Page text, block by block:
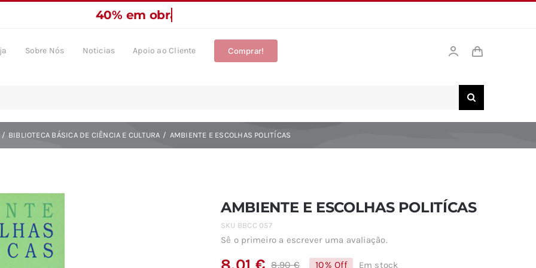
Sobre Nós Noticias Apoio ao Cliente Comprar!
BIBLIOTECA BÁSICA DE CIÊNCIA E CULTURA AMBIENTE E ESCOLHAS POLITÍCAS
AMBIENTE E ESCOLHAS POLITÍCAS
SKU BBCC 057
Sê o primeiro a escrever uma avaliação.
8,90€ 10% Off Em stock